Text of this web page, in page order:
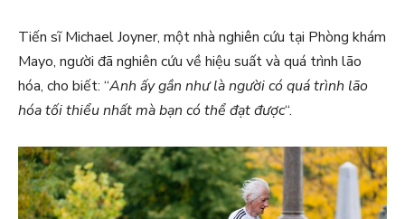
Tiến sĩ Michael Joyner, một nhà nghiên cứu tại Phòng khám
Mayo, người đã nghiên cứu về hiệu suất và quá trình lão
hóa, cho biết: “Anh ấy gần như là người có quá trình lão
hóa tối thiểu nhất mà bạn có thể đạt được“.